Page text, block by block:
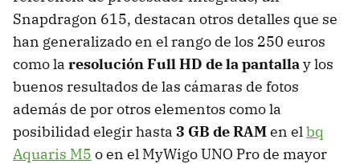
Snapdragon 615, destacan otros detalles que se
han generalizado en el rango de los 250 euros
como la resolución Full HD de la pantallay los
buenos resultados de las cámaras de fotos
además de por otros elementos como la
posibilidad elegir hasta 3 GB de RAMen elbq
Aquaris M5 o en el MyWigo UNO Pro de mayor